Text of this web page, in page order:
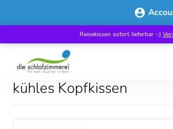
Reisekissen sofort lieferbar :-)
kühles Kopfkissen